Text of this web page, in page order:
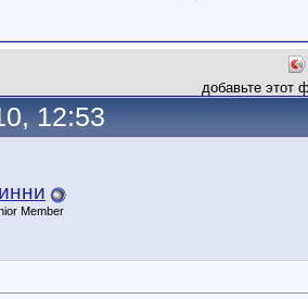
добавьте этот
12:53
Member